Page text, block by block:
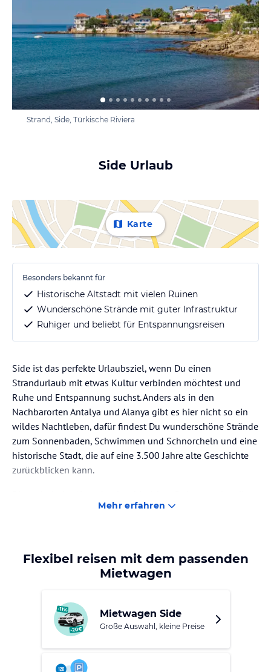
Strand, Side, Türkische Riviera
Side Urlaub
Besonders bekannt für
Historische Altstadt mit vielen Ruinen
Wunderschöne Strände mit guter Infrastruktur
Ruhiger und beliebt für Entspannungsreisen
Karte
Side ist das perfekte Urlaubsziel, wenn Du einen
Strandurlaub mit etwas Kultur verbinden möchtest und
Ruhe und Entspannung suchst. Anders als in den
Nachbarorten Antalya und Alanya gibt es hier nicht so ein
wildes Nachtleben, dafür findest Du wunderschöne Strände
zum Sonnenbaden, Schwimmen und Schnorcheln und eine
historische Stadt, die auf eine 3.500 Jahre alte Geschichte
zurückblicken kann.
Städten lädt zu Entdeckungstouren und Spaziergängen ein.
weitere Ruinen finden. Auch der kleine alte Hafen selbst hat
einen ganz eigenen Charme und lädt zum Verweilen ein. Im
Hinterland gibt es unzählige weitere historische Stätten, die
Neben dem spannenden Stadtkern hat Side auch einfach
wunderschöne Strände zu bieten. Egal ob Dir der Sinn nach
Wassersport, Schnorcheln oder einfach Sonnenbaden steht,
Mehr erfahren
Flexibel reisen mit dem passenden
Mietwagen
Mietwagen Side
Große Auswahl, kleine Preise